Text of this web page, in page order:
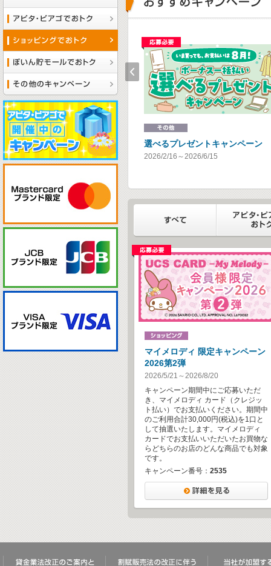
応募必要
月々のお支払いでポイントGET！
2026/5/1～2026/7/31
選べるプレゼントキャンペーン
2026/2/16～2026/6/15
Prev
すべて
応募必要
マイメロディ 限定キャンペーン
2026第2弾
2026/5/21～2026/8/20
キャンペーン期間中にご応募いただ
き、マイメロディ カード（クレジッ
ト払い）でお支払いください。期間中
のご利用合計30,000円(税込)を1口と
して抽選いたします。マイメロディ
カードでお支払いいただいたお買物な
らどちらのお店のどんな商品でも対象
です。
キャンペーン番号： 2535